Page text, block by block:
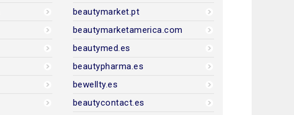
beautymarket.pt
beautymarketamerica.com
beautymed.es
beautypharma.es
bewellty.es
beautycontact.es